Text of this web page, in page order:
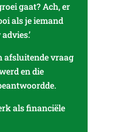
gaat? Ach, er
als je iemand
afsluitende vraag
en die
als financiële